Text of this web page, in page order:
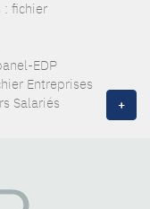
: fichier
EDP
Entreprises
Salariés
+